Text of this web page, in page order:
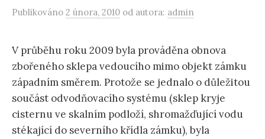
Publikováno 2 února, 2010 od autora: admin
V průběhu roku 2009 byla prováděna obnova
zbořeného sklepa vedoucího mimo objekt zámku
západním směrem. Protože se jednalo o důležitou
součást odvodňovacího systému (sklep kryje
cisternu ve skalním podloží, shromažďující vodu
stékající do severního křídla zámku), byla